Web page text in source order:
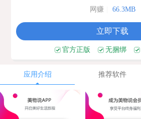
网赚 66.3MB
立即下载
官方正版 无捆绑
应用介绍 推荐软件